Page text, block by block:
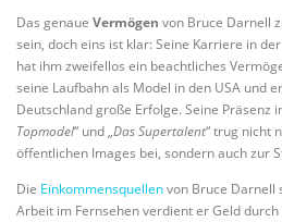
Das genaue Vermögen von Bruce Darnell
sein, doch eins ist klar: Seine Karriere in
hat ihm zweifellos ein beachtliches
seine Laufbahn als Model in den USA und
Deutschland große Erfolge. Seine Präsenz
Topmodel“ und „Das Supertalent“ trug nicht
öffentlichen Images bei, sondern auch zur
Die Einkommensquellenvon Bruce Darnell
Arbeit im Fernsehen verdient er Geld